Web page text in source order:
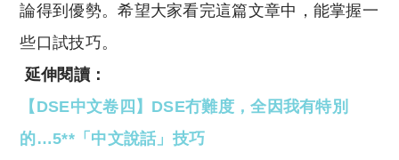
論得到優勢。希望大家看完這篇文章中，能掌握一
些口試技巧。
延伸閱讀：
【DSE中文卷四】DSE冇難度，全因我有特別
的…5**「中文說話」技巧